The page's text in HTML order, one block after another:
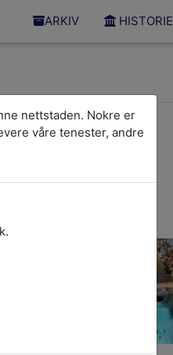
ARKIV HISTORIE
nettstaden. Nokre er
våre tenester, andre